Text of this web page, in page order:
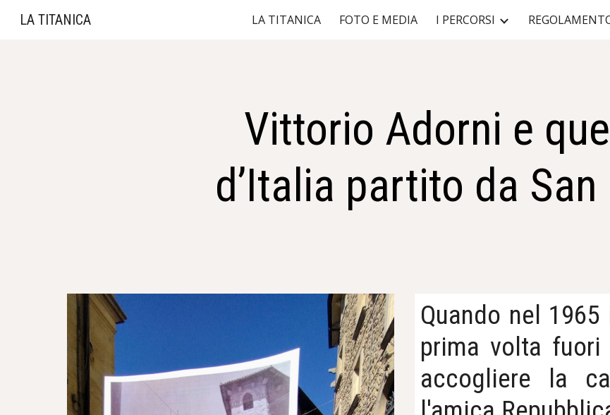
Skip to main content Skip to
LA TITANICA LA TITANICA FOTO E MEDIA I PERCORSI
Vittorio Adorni e
d’Italia partito da
Quando nel
prima volta
accogliere la